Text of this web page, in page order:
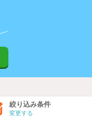
絞り込み条件
変更する